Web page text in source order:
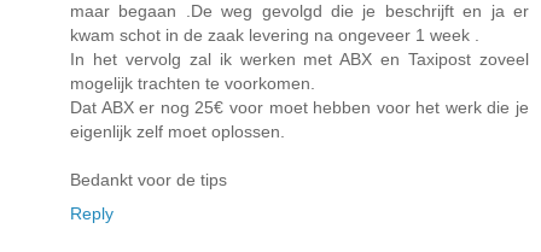
maar begaan .De weg gevolgd die je beschrijft en ja er
kwam schot in de zaak levering na ongeveer 1 week .
In het vervolg zal ik werken met ABX en Taxipost zoveel
mogelijk trachten te voorkomen.
Dat ABX er nog 25€ voor moet hebben voor het werk die je
eigenlijk zelf moet oplossen.
Bedankt voor de tips
Reply